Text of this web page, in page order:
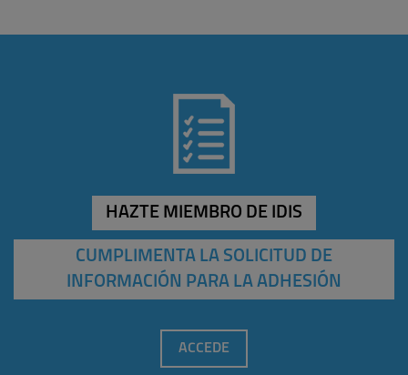
HAZTE MIEMBRO DE IDIS
CUMPLIMENTA LA SOLICITUD DE
INFORMACIÓN PARA LA ADHESIÓN
ACCEDE